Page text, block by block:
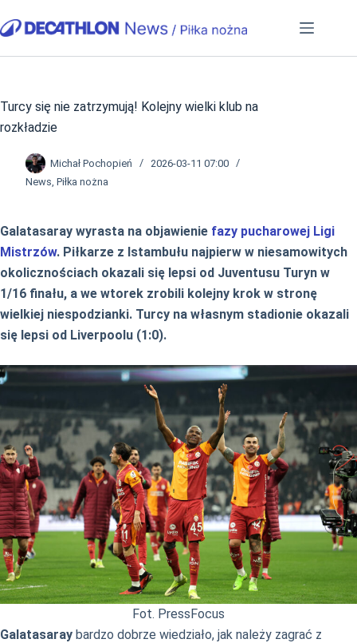
do
Turcy się nie zatrzymują! Kolejny wielki klub na
rozkładzie
Michał Pochopień
2026-03-11 07:00
News, Piłka nożna
Galatasaray wyrasta na objawienie fazy pucharowej Ligi
Mistrzów. Piłkarze z Istambułu najpierw w niesamowitych
okolicznościach okazali się lepsi od Juventusu Turyn w
1/16 finału, a we wtorek zrobili kolejny krok w stronę
wielkiej niespodzianki. Turcy na własnym stadionie okazali
się lepsi od Liverpoolu (1:0).
Fot. PressFocus
Galatasaray bardzo dobrze wiedziało, jak należy zagrać z